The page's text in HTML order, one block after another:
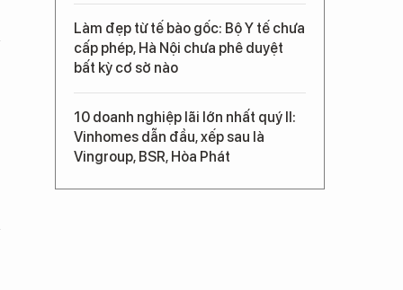
Làm đẹp từ tế bào gốc: Bộ Y tế chưa
cấp phép, Hà Nội chưa phê duyệt
bất kỳ cơ sở nào
10 doanh nghiệp lãi lớn nhất quý II:
Vinhomes dẫn đầu, xếp sau là
Vingroup, BSR, Hòa Phát